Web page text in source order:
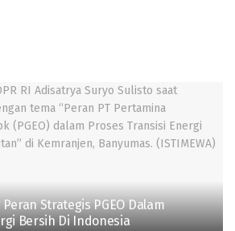
Strategis PGEO Dalam
Bersih Di Indonesia